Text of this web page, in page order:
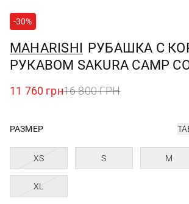
-30%
MAHARISHI РУБАШКА С
РУКАВОМ SAKURA CAMP
11 760 грн16 800 ГРН
РАЗМЕР
XS S M
XL